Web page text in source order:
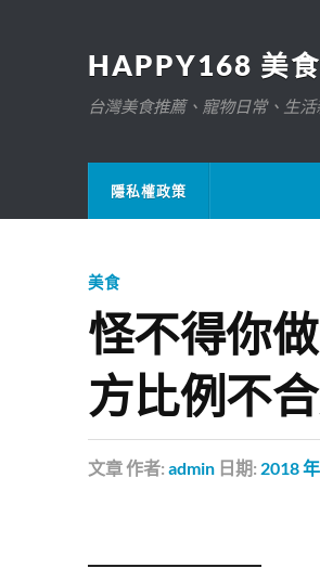
HAPPY168 美
台灣美食推薦、寵物日常、生
隱私權政策
美食
怪不得你
方比例不
文章作者: admin 日期: 2018